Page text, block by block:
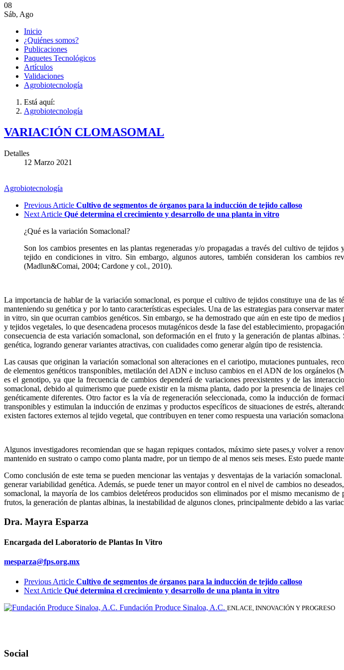
08
Sáb, Ago
Inicio
¿Quiénes somos?
Publicaciones
Paquetes Tecnológicos
Artículos
Validaciones
Agrobiotecnología
Está aquí:
Agrobiotecnología
VARIACIÓN CLOMASOMAL
Detalles
12 Marzo 2021
Agrobiotecnología
Previous Article Cultivo de segmentos de órganos para la inducción de tejido calloso
Next Article Qué determina el crecimiento y desarrollo de una planta in vitro
¿Qué es la variación Somaclonal?
Son los cambios presentes en las plantas regeneradas y/o propagadas a través del cultivo de
tejido en condiciones in vitro. Sin embargo, algunos autores, también consideran los cambios
(Madlun&Comai, 2004; Cardone y col., 2010).
La importancia de hablar de la variación somaclonal, es porque el cultivo de tejidos constituye una de las
manteniendo su genética y por lo tanto características especiales. Una de las estrategias para conservar
in vitro, sin que ocurran cambios genéticos. Sin embargo, se ha demostrado que aún en este tipo de
y tejidos vegetales, lo que desencadena procesos mutagénicos desde la fase del establecimiento,
consecuencia de esta variación somaclonal, son deformación en el fruto y la generación de plantas
genética, logrando generar variantes atractivas, con cualidades como generar algún tipo de resistencia.
Las causas que originan la variación somaclonal son alteraciones en el cariotipo, mutaciones puntuales,
de elementos genéticos transponibles, metilación del ADN e incluso cambios en el ADN de los orgánelos
es el genotipo, ya que la frecuencia de cambios dependerá de variaciones preexistentes y de las
somaclonal, debido al quimerismo que puede existir en la misma planta, dado por la presencia de linajes
genéticamente diferentes. Otro factor es la vía de regeneración seleccionada, como la inducción de
transponibles y estimulan la inducción de enzimas y productos específicos de situaciones de estrés,
existen factores externos al tejido vegetal, que contribuyen en tener como respuesta una variación
Algunos investigadores recomiendan que se hagan repiques contados, máximo siete pases,y volver a
mantenido en sustrato o campo como planta madre, por un tiempo de al menos seis meses. Esto puede
Como conclusión de este tema se pueden mencionar las ventajas y desventajas de la variación
generar variabilidad genética. Además, se puede tener un mayor control en el nivel de cambios no
somaclonal, la mayoría de los cambios deletéreos producidos son eliminados por el mismo mecanismo
frutos, la generación de plantas albinas, la inestabilidad de algunos clones, principalmente debido a las
Dra. Mayra Esparza
Encargada del Laboratorio de Plantas In Vitro
mesparza@fps.org.mx
Previous Article Cultivo de segmentos de órganos para la inducción de tejido calloso
Next Article Qué determina el crecimiento y desarrollo de una planta in vitro
Fundación Produce Sinaloa, A.C. ENLACE, INNOVACIÓN Y PROGRESO
Social